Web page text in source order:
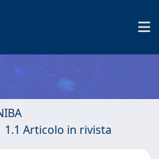
1.1 Articolo in rivista